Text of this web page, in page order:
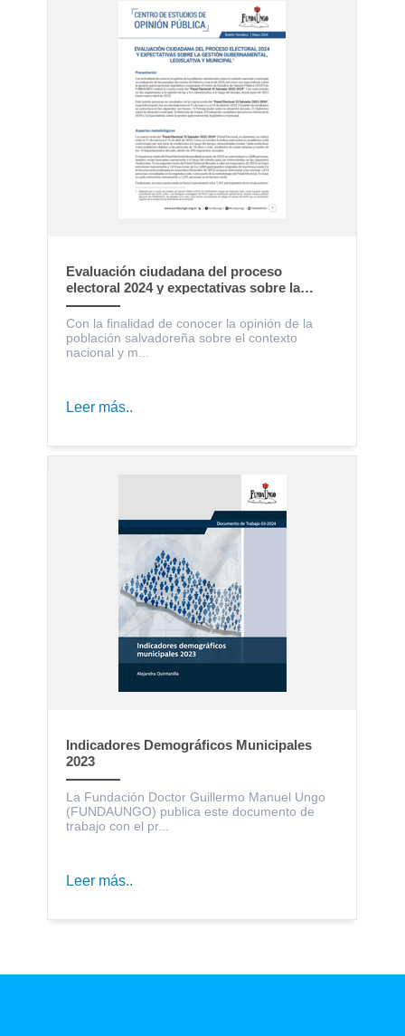
Evaluación ciudadana del proceso
electoral 2024 y expectativas sobre la
gestión gubernamental, legislativa y
municipal
Con la finalidad de conocer la opinión de la
población salvadoreña sobre el contexto
nacional y m...
Leer más..
Indicadores Demográficos Municipales
2023
La Fundación Doctor Guillermo Manuel Ungo
(FUNDAUNGO) publica este documento de
trabajo con el pr...
Leer más..